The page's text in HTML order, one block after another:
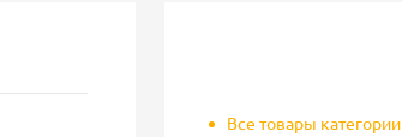
Все товары категории